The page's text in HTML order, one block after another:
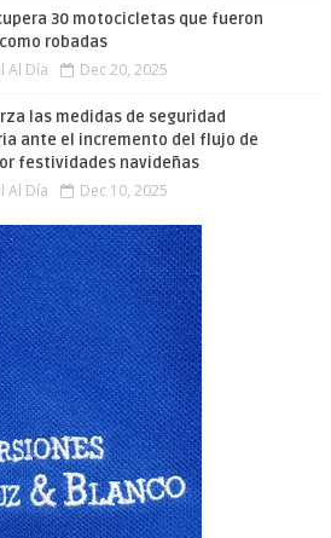
30 motocicletas que fueron
robadas
Al Día Dec 20, 2025
las medidas de seguridad
ante el incremento del flujo de
festividades navideñas
Al Día Dec 10, 2025